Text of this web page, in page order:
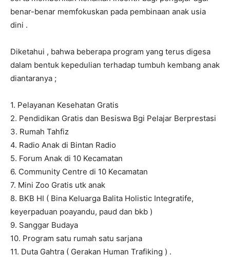
benar-benar memfokuskan pada pembinaan anak usia
dini .
Diketahui , bahwa beberapa program yang terus digesa
dalam bentuk kepedulian terhadap tumbuh kembang anak
diantaranya ;
1. Pelayanan Kesehatan Gratis
2. Pendidikan Gratis dan Besiswa Bgi Pelajar Berprestasi
3. Rumah Tahfiz
4. Radio Anak di Bintan Radio
5. Forum Anak di 10 Kecamatan
6. Community Centre di 10 Kecamatan
7. Mini Zoo Gratis utk anak
8. BKB HI ( Bina Keluarga Balita Holistic Integratife,
keyerpaduan poayandu, paud dan bkb )
9. Sanggar Budaya
10. Program satu rumah satu sarjana
11. Duta Gahtra ( Gerakan Human Trafiking ) .